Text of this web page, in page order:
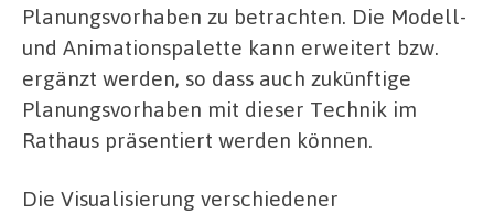
Planungsvorhaben zu betrachten. Die Modell-
und Animationspalette kann erweitert bzw.
ergänzt werden, so dass auch zukünftige
Planungsvorhaben mit dieser Technik im
Rathaus präsentiert werden können.
Die Visualisierung verschiedener